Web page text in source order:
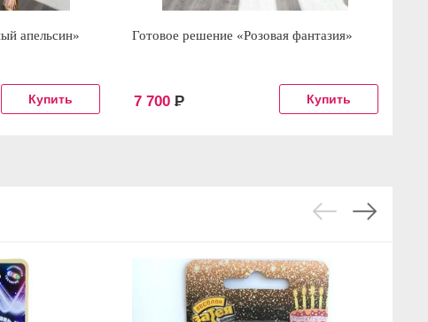
апельсин» Готовое решение «Розовая фантазия»
7 700 Р